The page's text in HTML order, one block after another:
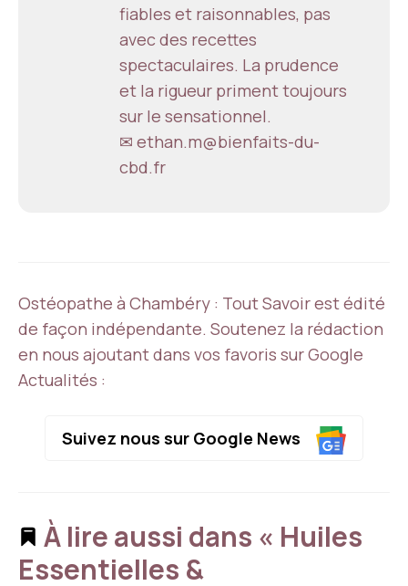
fiables et raisonnables, pas
avec des recettes
spectaculaires. La prudence
et la rigueur priment toujours
sur le sensationnel.
✉ ethan.m@bienfaits-du-
cbd.fr
Ostéopathe à Chambéry : Tout Savoir est édité
de façon indépendante. Soutenez la rédaction
en nous ajoutant dans vos favoris sur Google
Actualités :
Suivez nous sur Google News
À lire aussi dans « Huiles
Essentielles &